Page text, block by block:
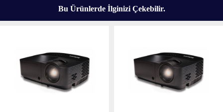
Bu Ürünlerde İlginizi Çekebilir.